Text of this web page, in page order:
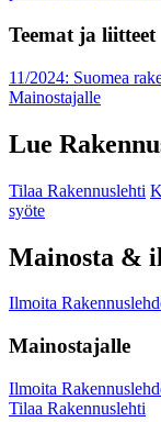
Teemat ja liitteet
11/2024: Suomea
Mainostajalle
Lue
Tilaa Rakennuslehti
syöte
Mainosta &
Ilmoita
Mainostajalle
Ilmoita
Tilaa Rakennuslehti